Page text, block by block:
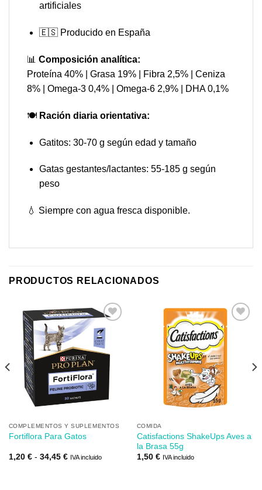
artificiales
🇪🇸 Producido en España
📊 Composición analítica:
Proteína 40% | Grasa 19% | Fibra 2,5% | Ceniza
8% | Omega-3 0,4% | Omega-6 2,9% | DHA 0,1%
🍽️ Ración diaria orientativa:
Gatitos: 30-70 g según edad y tamaño
Gatas gestantes/lactantes: 55-185 g según
peso
💧 Siempre con agua fresca disponible.
PRODUCTOS RELACIONADOS
Añadir
a mi
lista de
los
deseos
COMPLEMENTOS Y SUPLEMENTOS
Fortiflora Para Gatos
1,20 € - 34,45 €Rango
IVA incluido
COMIDA
Catisfactions ShakeUps Aves a
la Brasa 55g
1,50 € IVA incluido